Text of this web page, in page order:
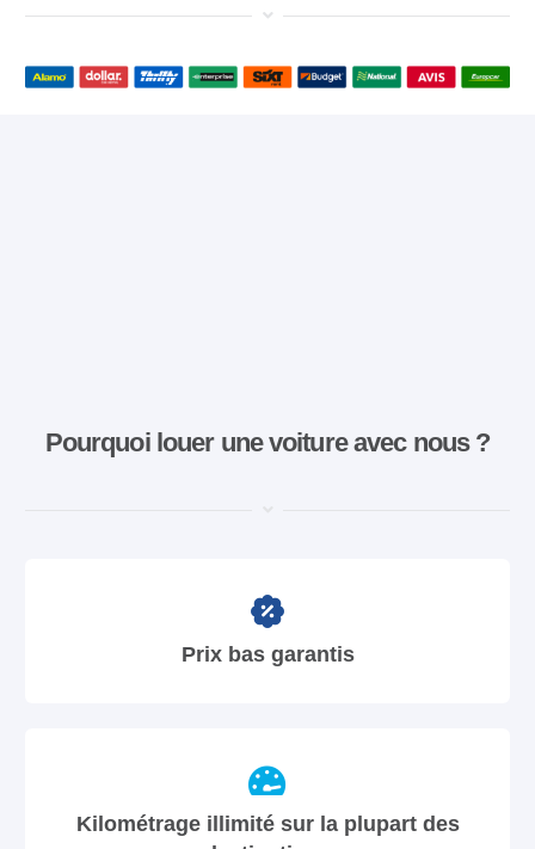
Pourquoi louer une voiture avec nous ?
Prix bas garantis
Kilométrage illimité sur la plupart des